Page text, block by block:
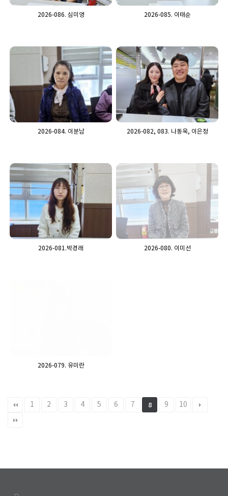
2026-086. 심미영 2026-085. 이태순
2026-084. 이분남 2026-082, 083. 나동욱, 이은정
2026-081.박경래 2026-080. 이미선
2026-079. 유미란
1 2 3 4 5 6 7 8 9 10